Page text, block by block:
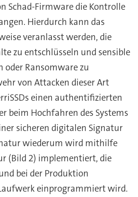
Schad-Firmware die Kontrolle
Hierdurch kann das
veranlasst werden, die
zu entschlüsseln und sensible
oder Ransomware zu
von Attacken dieser Art
einen authentifizierten
beim Hochfahren des Systems
sicheren digitalen Signatur
wiederum wird mithilfe
(Bild 2) implementiert, die
bei der Produktion
einprogrammiert wird.